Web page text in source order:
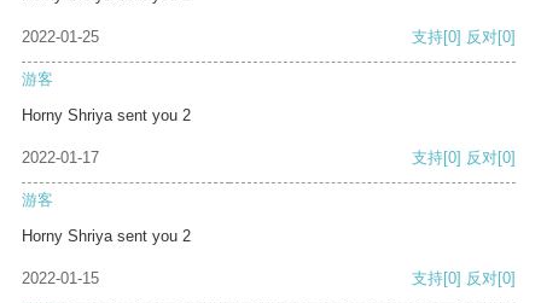
2022-01-25 支持[0] 反对[0]
游客
Horny Shriya sent you 2
2022-01-17 支持[0] 反对[0]
游客
Horny Shriya sent you 2
2022-01-15 支持[0] 反对[0]